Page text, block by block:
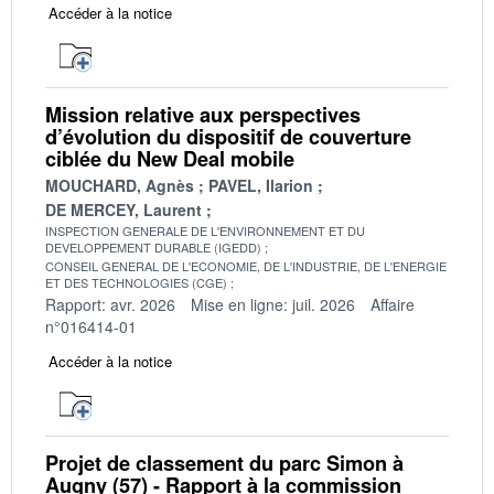
Accéder à la notice
Mission relative aux perspectives
d’évolution du dispositif de couverture
ciblée du New Deal mobile
MOUCHARD, Agnès
PAVEL, Ilarion
DE MERCEY, Laurent
INSPECTION GENERALE DE L'ENVIRONNEMENT ET DU
DEVELOPPEMENT DURABLE (IGEDD)
CONSEIL GENERAL DE L'ECONOMIE, DE L'INDUSTRIE, DE L'ENERGIE
ET DES TECHNOLOGIES (CGE)
Rapport: avr. 2026 Mise en ligne: juil. 2026
Affaire
n°016414-01
Accéder à la notice
Projet de classement du parc Simon à
Augny (57) - Rapport à la commission